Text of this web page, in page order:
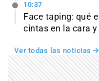
10:37
Face taping: qué
cintas en la cara
Ver todas las noticias